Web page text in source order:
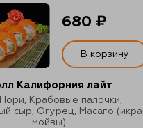
Калифорния лайт
Нори, Крабовые палочки,
сыр, Огурец, Масаго (икра
мойвы).
680 ₽
В корзину